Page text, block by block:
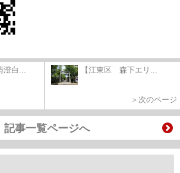
白... 【江東区 森下エリ...
＞次のページ
記事一覧ページへ